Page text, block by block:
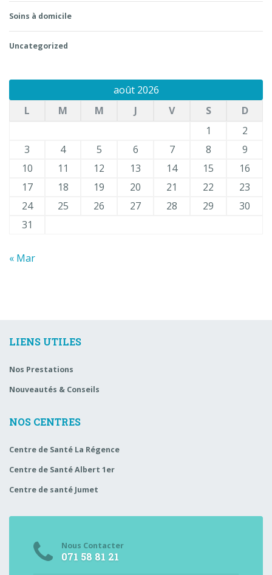
Soins à domicile
Uncategorized
août 2026
L
M M J V S
D
1
2
3
4 5 6 7 8
9
10
11 12 13 14 15
16
17
18 19 20 21 22
23
24
25 26 27 28 29
30
31
« Mar
LIENS UTILES
Nos Prestations
Nouveautés & Conseils
NOS CENTRES
Centre de Santé La Régence
Centre de Santé Albert 1er
Centre de santé Jumet
Nous Contacter
071 58 81 21